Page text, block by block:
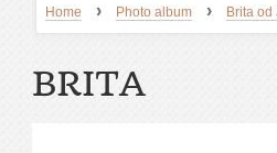
Home › Photo album › Brita od
BRITA